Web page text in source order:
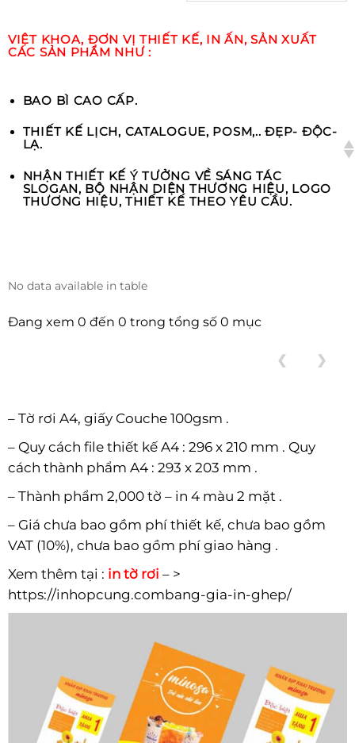
VIỆT KHOA, ĐƠN VỊ THIẾT KẾ, IN ẤN, SẢN XUẤT
CÁC SẢN PHẨM NHƯ :
BAO BÌ CAO CẤP.
THIẾT KẾ LỊCH, CATALOGUE, POSM,.. ĐẸP- ĐỘC-
LẠ.
NHẬN THIẾT KẾ Ý TƯỞNG VỀ SÁNG TÁC
SLOGAN, BỘ NHẬN DIỆN THƯƠNG HIỆU, LOGO
THƯƠNG HIỆU, THIẾT KẾ THEO YÊU CẦU.
No data available in table
Đang xem 0 đến 0 trong tổng số 0 mục
❮ ❯
– Tờ rơi A4, giấy Couche 100gsm .
– Quy cách file thiết kế A4 : 296 x 210 mm . Quy
cách thành phẩm A4 : 293 x 203 mm .
– Thành phẩm 2,000 tờ – in 4 màu 2 mặt .
– Giá chưa bao gồm phí thiết kế, chưa bao gồm
VAT (10%), chưa bao gồm phí giao hàng .
Xem thêm tại : in tờ rơi – >
https://inhopcung.combang-gia-in-ghep/